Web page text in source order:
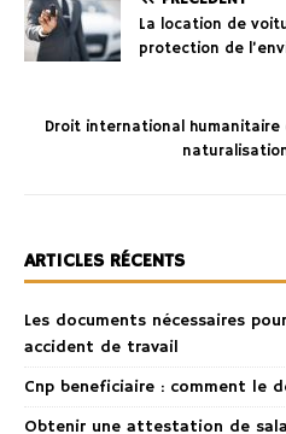
La location de
protection de
Droit international humanitaire
ARTICLES RÉCENTS
Les documents nécessaires
accident de travail
Cnp beneficiaire : comment le
Obtenir une attestation de